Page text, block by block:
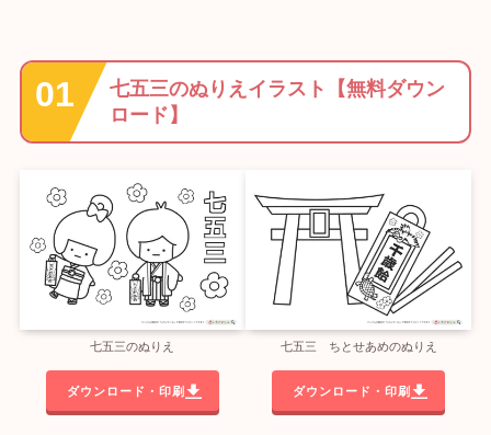
七五三のぬりえイラスト【無料ダウン
ロード】
七五三のぬりえ
ダウンロード・印刷
七五三 ちとせあめのぬりえ
ダウンロード・印刷